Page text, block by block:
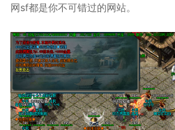
网sf都是你不可错过的网站。